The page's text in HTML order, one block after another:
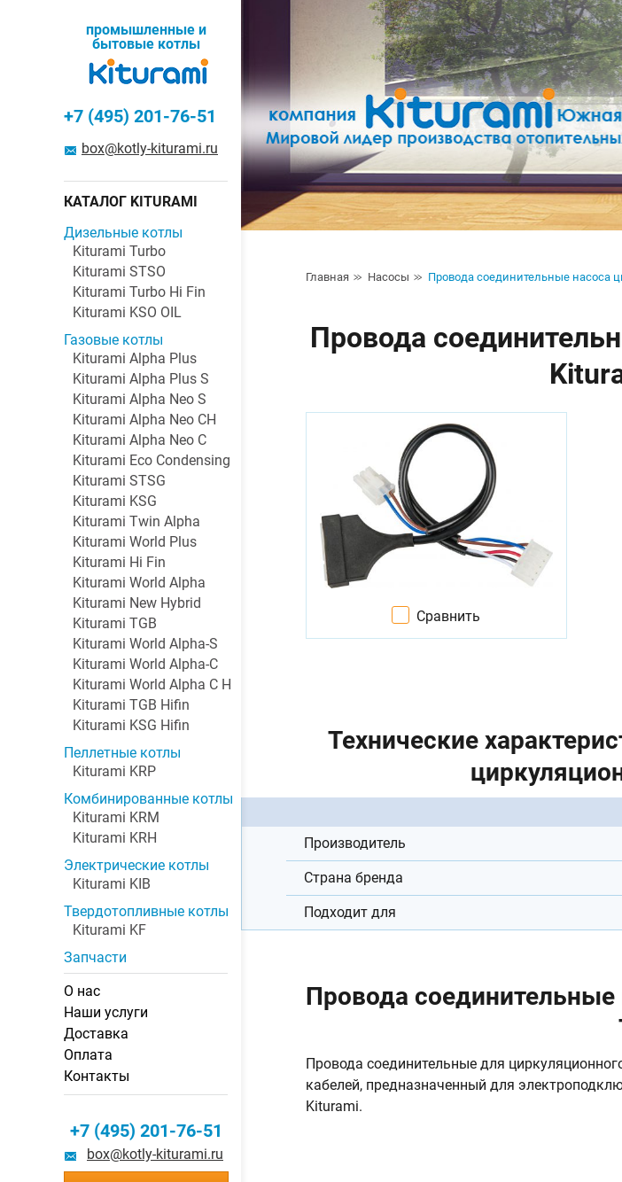
Главная Насосы Провода соединительные насоса
Провода
Сравнить
Технические
Производитель
Страна бренда
Подходит для
Провода соединительные
Провода соединительные для
кабелей, предназначенный для
Kiturami.
промышленные и
бытовые котлы
+7 (495) 201-76-51
box@kotly-kiturami.ru
КАТАЛОГ KITURAMI
Дизельные котлы
Kiturami Turbo
Kiturami STSO
Kiturami Turbo Hi Fin
Kiturami KSO OIL
Газовые котлы
Kiturami Alpha Plus
Kiturami Alpha Plus S
Kiturami Alpha Neo S
Kiturami Alpha Neo CH
Kiturami Alpha Neo C
Kiturami Eco Condensing
Kiturami STSG
Kiturami KSG
Kiturami Twin Alpha
Kiturami World Plus
Kiturami Hi Fin
Kiturami World Alpha
Kiturami New Hybrid
Kiturami TGB
Kiturami World Alpha-S
Kiturami World Alpha-C
Kiturami World Alpha C H
Kiturami TGB Hifin
Kiturami KSG Hifin
Пеллетные котлы
Kiturami KRP
Комбинированные котлы
Kiturami KRM
Kiturami KRH
Электрические котлы
Kiturami KIB
Твердотопливные котлы
Kiturami KF
Запчасти
О нас
Наши услуги
Доставка
Оплата
Контакты
+7 (495) 201-76-51
box@kotly-kiturami.ru